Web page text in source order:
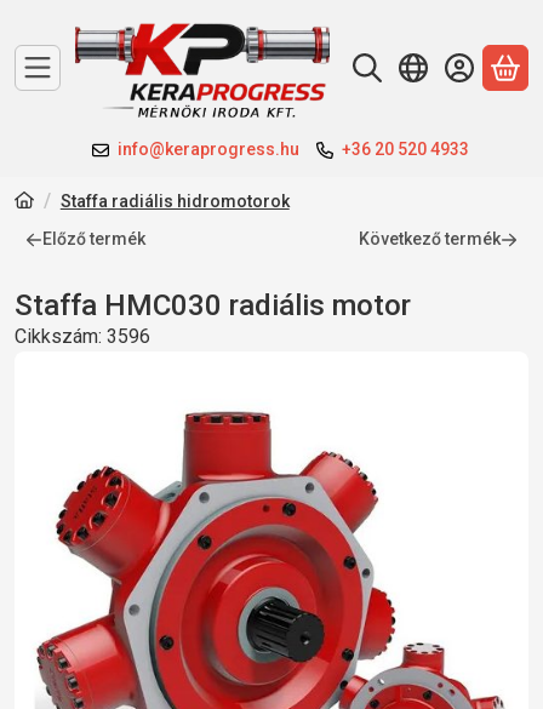
info@keraprogress.hu +36 20 520 4933
A
Staffa radiális hidromotorok
Előző termék
Következő termék
Staffa HMC030 radiális motor
Cikkszám: 3596